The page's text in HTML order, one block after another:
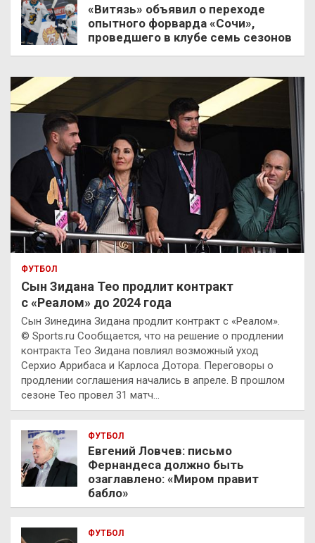
«Витязь» объявил о переходе
опытного форварда «Сочи»,
проведшего в клубе семь сезонов
ФУТБОЛ
Сын Зидана Тео продлит контракт
с «Реалом» до 2024 года
Сын Зинедина Зидана продлит контракт с «Реалом».
© Sports.ru Сообщается, что на решение о продлении
контракта Тео Зидана повлиял возможный уход
Серхио Аррибаса и Карлоса Дотора. Переговоры о
продлении соглашения начались в апреле. В прошлом
сезоне Тео провел 31 матч…
ФУТБОЛ
Евгений Ловчев: письмо
Фернандеса должно быть
озаглавлено: «Миром правит
бабло»
ФУТБОЛ